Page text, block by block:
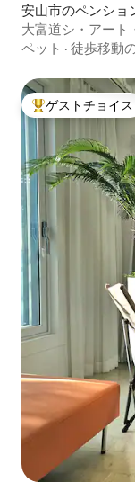
安山市のペンショ
大富道シ・アート
ールーム、足球場
ペット · 徒歩移動
大好評のゲストチ
ゲストチョイス